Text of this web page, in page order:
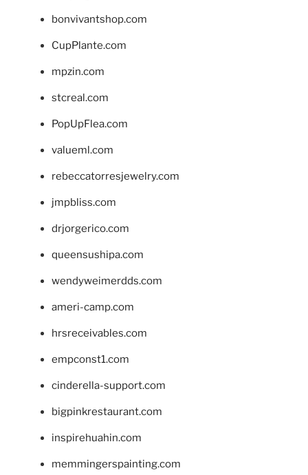
bonvivantshop.com
CupPlante.com
mpzin.com
stcreal.com
PopUpFlea.com
valueml.com
rebeccatorresjewelry.com
jmpbliss.com
drjorgerico.com
queensushipa.com
wendyweimerdds.com
ameri-camp.com
hrsreceivables.com
empconst1.com
cinderella-support.com
bigpinkrestaurant.com
inspirehuahin.com
memmingerspainting.com